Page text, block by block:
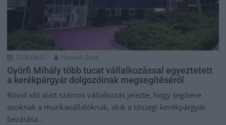
2026.08.07. Horváth Zsolt
Györfi Mihály több tucat vállalkozással egyeztetett
a kerékpárgyár dolgozóinak megsegítéséről
Rövid idő alatt számos vállalkozás jelezte, hogy segítene
azoknak a munkavállalóknak, akik a tószegi kerékpárgyár
bezárása...